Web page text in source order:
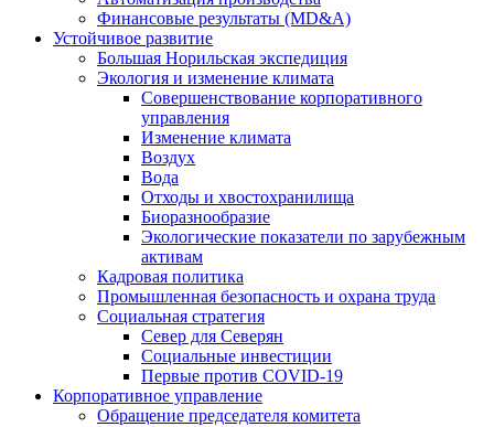
Финансовые результаты (MD&A)
Устойчивое развитие
Большая Норильская экспедиция
Экология и изменение климата
Совершенствование корпоративного
управления
Изменение климата
Воздух
Вода
Отходы и хвостохранилища
Биоразнообразие
Экологические показатели по зарубежным
активам
Кадровая политика
Промышленная безопасность и охрана труда
Социальная стратегия
Север для Северян
Социальные инвестиции
Первые против COVID‑19
Корпоративное управление
Обращение председателя комитета